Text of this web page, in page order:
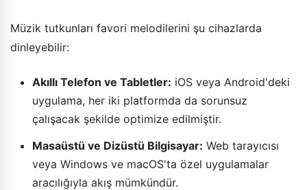
Müzik tutkunları favori melodilerini şu cihazlarda
dinleyebilir:
Akıllı Telefon ve Tabletler: iOS veya Android'deki
uygulama, her iki platformda da sorunsuz
çalışacak şekilde optimize edilmiştir.
Masaüstü ve Dizüstü Bilgisayar: Web tarayıcısı
veya Windows ve macOS'ta özel uygulamalar
aracılığıyla akış mümkündür.